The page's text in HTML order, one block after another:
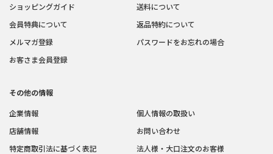
ショッピングガイド
会員特典について
メルマガ登録
お客さま会員登録
送料について
返品特約について
パスワードをお忘れの場合
その他の情報
企業情報
店舗情報
特定商取引法に基づく表記
個人情報の取扱い
お問い合わせ
法人様・大口注文のお客様